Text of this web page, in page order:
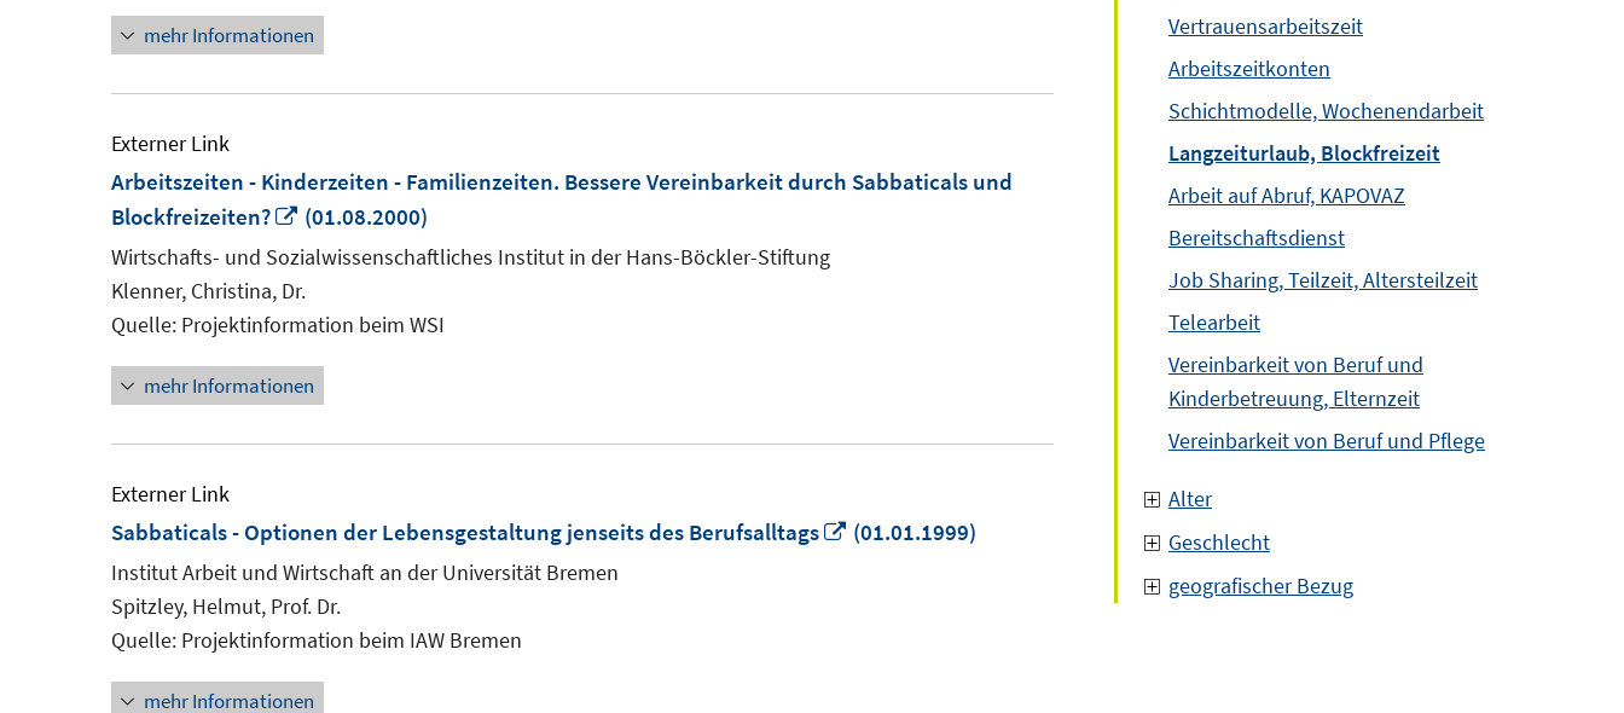
mehr Informationen
Externer Link
Arbeitszeiten - Kinderzeiten - Familienzeiten. Bessere Vereinbarkeit durch Sabbaticals und
Blockfreizeiten?
In
neuem
Fenster
öffnen
(01.08.2000)
Wirtschafts- und Sozialwissenschaftliches Institut in der Hans-Böckler-Stiftung
Klenner, Christina, Dr.
Quelle: Projektinformation beim WSI
mehr Informationen
Externer Link
Sabbaticals - Optionen der Lebensgestaltung jenseits des Berufsalltags
In
(01.01.1999)
Institut Arbeit und Wirtschaft an der Universität Bremen
Spitzley, Helmut, Prof. Dr.
Quelle: Projektinformation beim IAW Bremen
mehr Informationen
Vertrauensarbeitszeit
Arbeitszeitkonten
Schichtmodelle, Wochenendarbeit
Langzeiturlaub, Blockfreizeit
Arbeit auf Abruf, KAPOVAZ
Bereitschaftsdienst
Job Sharing, Teilzeit, Altersteilzeit
Telearbeit
Vereinbarkeit von Beruf und
Kinderbetreuung, Elternzeit
Vereinbarkeit von Beruf und Pflege
Alter
Geschlecht
geografischer Bezug